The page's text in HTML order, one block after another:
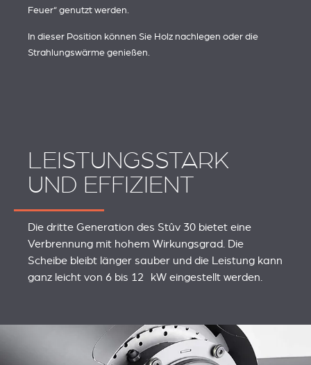
Feuer“ genutzt werden.
In dieser Position können Sie Holz nachlegen oder die
Strahlungswärme genießen.
LEISTUNGSSTARK
UND EFFIZIENT
Die dritte Generation des Stûv 30 bietet eine
Verbrennung mit hohem Wirkungsgrad. Die
Scheibe bleibt länger sauber und die Leistung kann
ganz leicht von 6 bis 12 kW eingestellt werden.